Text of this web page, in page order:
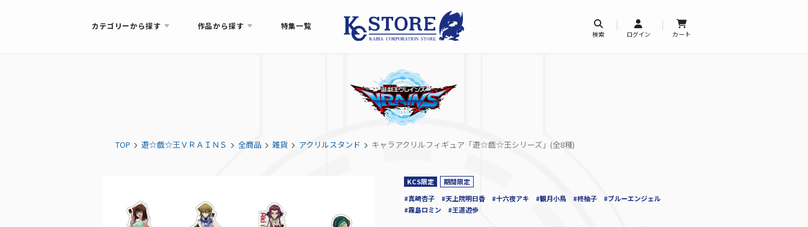
カテゴリーから探す 作品から探す 特集一覧
検索 ログイン カート
TOP 遊☆戯☆王ＶＲＡＩＮＳ 全商品 雑貨 アクリルスタンド キャラアクリルフィギュア「遊☆戯☆王シリーズ」(全8種)
KCS限定
期間限定
#真崎杏子
#天上院明日香 #十六夜アキ #観月小鳥 #柊柚子
#ブルーエンジェル
#霧島ロミン
#王道遊歩